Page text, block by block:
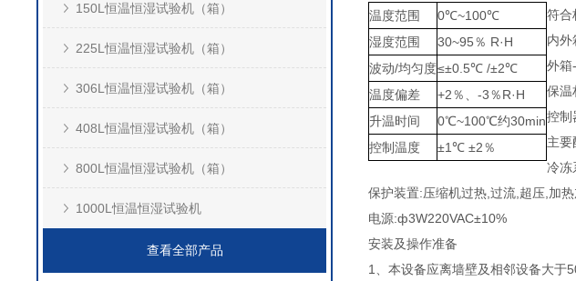
150L恒温恒湿试验机（箱）
225L恒温恒湿试验机（箱）
306L恒温恒湿试验机（箱）
408L恒温恒湿试验机（箱）
800L恒温恒湿试验机（箱）
1000L恒温恒湿试验机
查看全部产品
温度范围
0℃~100℃
湿度范围
30~95％ R·H
波动/均匀度≤±0.5℃ /±2℃
温度偏差
+2％、-3％R·H
升温时间
0℃~100℃约30min
控制温度
±1℃ ±2％
符合
内外
外箱
保温
控制
主要
冷冻
保护装置:压缩机过热,过流,超压,加
电源:ф3W220VAC±10%
安装及操作准备
1、本设备应离墙壁及相邻设备大于